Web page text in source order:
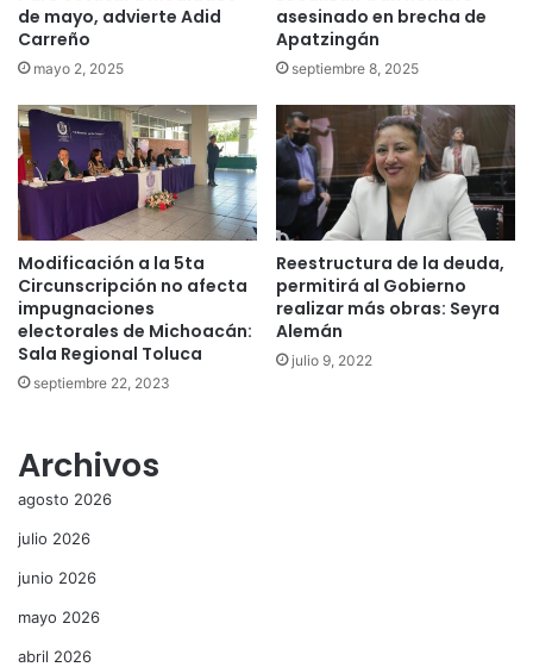
de mayo, advierte Adid
Carreño
mayo 2, 2025
asesinado en brecha de
Apatzingán
septiembre 8, 2025
Modificación a la 5ta
Circunscripción no afecta
impugnaciones
electorales de Michoacán:
Sala Regional Toluca
septiembre 22, 2023
Reestructura de la deuda,
permitirá al Gobierno
realizar más obras: Seyra
Alemán
julio 9, 2022
Archivos
agosto 2026
julio 2026
junio 2026
mayo 2026
abril 2026